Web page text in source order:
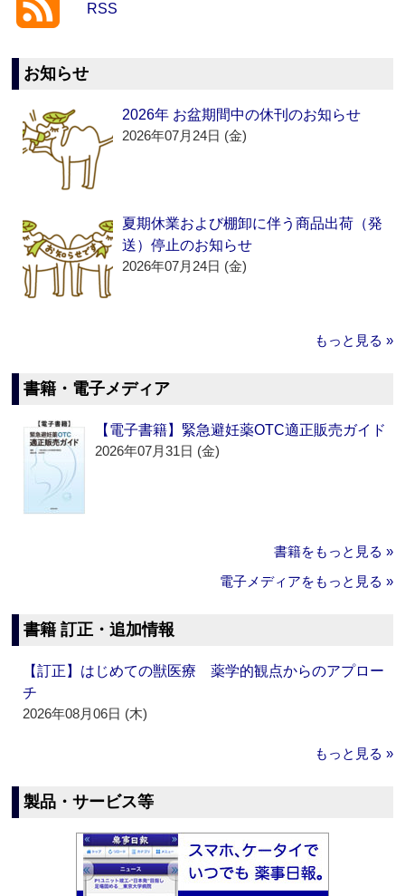
RSS
お知らせ
2026年 お盆期間中の休刊のお知らせ
2026年07月24日 (金)
夏期休業および棚卸に伴う商品出荷（発
送）停止のお知らせ
2026年07月24日 (金)
もっと見る »
書籍・電子メディア
【電子書籍】緊急避妊薬OTC適正販売ガイド
2026年07月31日 (金)
書籍をもっと見る »
電子メディアをもっと見る »
書籍 訂正・追加情報
【訂正】はじめての獣医療 薬学的観点からのアプロー
チ
2026年08月06日 (木)
もっと見る »
製品・サービス等